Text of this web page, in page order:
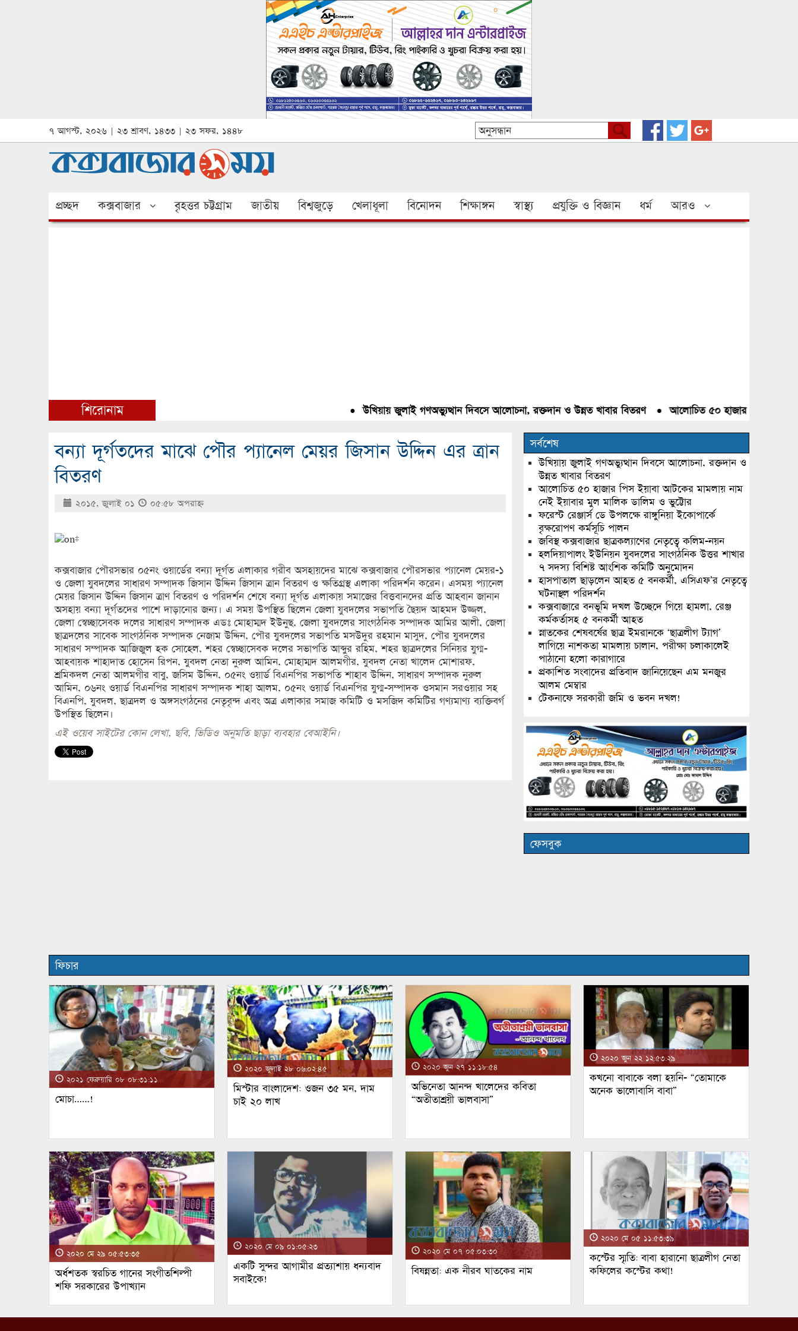
৭ আগস্ট, ২০২৬ | ২৩ শ্রাবণ, ১৪৩৩ | ২৩ সফর, ১৪৪৮
প্রচ্ছদ কক্সবাজার বৃহত্তর চট্টগ্রাম জাতীয় বিশ্বজুড়ে খেলাধূলা বিনোদন শিক্ষাঙ্গন স্বাস্থ্য প্রযুক্তি ও বিজ্ঞান ধর্ম আরও
শিরোনাম উখিয়ায় জুলাই গণঅভ্যুত্থান দিবসে আলোচনা, রক্তদান ও উন্নত খাবার বিতরণ● আলোচিত ৫০ হাজার পিস ইয়াবা
বন্যা দূর্গতদের মাঝে পৌর প্যানেল মেয়র জিসান উদ্দিন এর ত্রান
বিতরণ
২০১৫, জুলাই ০১ ০৫:৫৮ অপরাহ্ণ
কক্সবাজার পৌরসভার ০৫নং ওয়ার্ডের বন্যা দূর্গত এলাকার গরীব অসহায়দের মাঝে কক্সবাজার পৌরসভার প্যানেল মেয়র-১
ও জেলা যুবদলের সাধারণ সম্পাদক জিসান উদ্দিন জিসান ত্রান বিতরণ ও ক্ষতিগ্রস্থ এলাকা পরিদর্শন করেন। এসময় প্যানেল
মেয়র জিসান উদ্দিন জিসান ত্রাণ বিতরণ ও পরিদর্শন শেষে বন্যা দূর্গত এলাকায় সমাজের বিত্তবানদের প্রতি আহবান জানান
অসহায় বন্যা দূর্গতদের পাশে দাড়ানোর জন্য। এ সময় উপস্থিত ছিলেন জেলা যুবদলের সভাপতি ছৈয়দ আহমদ উজ্জল,
জেলা স্বেচ্ছাসেবক দলের সাধারণ সম্পাদক এডঃ মোহাম্মদ ইউনুছ, জেলা যুবদলের সাংগঠনিক সম্পাদক আমির আলী, জেলা
ছাত্রদলের সাবেক সাংগঠনিক সম্পাদক নেজাম উদ্দিন, পৌর যুবদলের সভাপতি মসউদুর রহমান মাসুদ, পৌর যুবদলের
সাধারণ সম্পাদক আজিজুল হক সোহেল, শহর স্বেচ্ছাসেবক দলের সভাপতি আব্দুর রহিম, শহর ছাত্রদলের সিনিয়র যুগ্ম-
আহবায়ক শাহাদাত হোসেন রিপন, যুবদল নেতা নুরুল আমিন, মোহাম্মদ আলমগীর, যুবদল নেতা খালেদ মোশারফ,
শ্রমিকদল নেতা আলমগীর বাবু, জসিম উদ্দিন, ০৫নং ওয়ার্ড বিএনপির সভাপতি শাহাব উদ্দিন, সাধারণ সম্পাদক নুরুল
আমিন, ০৬নং ওয়ার্ড বিএনপির সাধারণ সম্পাদক শাহা আলম, ০৫নং ওয়ার্ড বিএনপির যুগ্ম-সম্পাদক ওসমান সরওয়ার সহ
বিএনপি, যুবদল, ছাত্রদল ও অঙ্গসংগঠনের নেতৃবৃন্দ এবং অত্র এলাকার সমাজ কমিটি ও মসজিদ কমিটির গণ্যমাণ্য ব্যক্তিবর্গ
উপস্থিত ছিলেন।
এই ওয়েব সাইটের কোন লেখা, ছবি, ভিডিও অনুমতি ছাড়া ব্যবহার বেআইনি।
সর্বশেষ
উখিয়ায় জুলাই গণঅভ্যুত্থান দিবসে আলোচনা, রক্তদান ও
উন্নত খাবার বিতরণ
আলোচিত ৫০ হাজার পিস ইয়াবা আটকের মামলায় নাম
নেই ইয়াবার মুল মালিক ডালিম ও ভুট্টোর
ফরেস্ট রেঞ্জার্স ডে উপলক্ষে রাঙ্গুনিয়া ইকোপার্কে
বৃক্ষরোপণ কর্মসূচি পালন
জবিস্থ কক্সবাজার ছাত্রকল্যাণের নেতৃত্বে কলিম-নয়ন
হলদিয়াপালং ইউনিয়ন যুবদলের সাংগঠনিক উত্তর শাখার
৭ সদস্য বিশিষ্ট আংশিক কমিটি অনুমোদন
হাসপাতাল ছাড়লেন আহত ৫ বনকর্মী, এসিএফ’র নেতৃত্বে
ঘটনাস্থল পরিদর্শন
কক্সবাজারে বনভূমি দখল উচ্ছেদে গিয়ে হামলা, রেঞ্জ
কর্মকর্তাসহ ৫ বনকর্মী আহত
স্নাতকের শেষবর্ষের ছাত্র ইমরানকে ‘ছাত্রলীগ ট্যাগ’
লাগিয়ে নাশকতা মামলায় চালান, পরীক্ষা চলাকালেই
পাঠানো হলো কারাগারে
প্রকাশিত সংবাদের প্রতিবাদ জানিয়েছেন এম মনজুর
আলম মেম্বার
টেকনাফে সরকারী জমি ও ভবন দখল!
ফেসবুক
ফিচার
২০২১ ফেব্রুয়ারি ০৮ ০৮:৩১:১১
মোচা……!
২০২০ জুলাই ২৮ ০৬:০২:৪৫
মিস্টার বাংলাদেশ: ওজন ৩৫ মন, দাম
চাই ২০ লাখ
২০২০ জুন ২৭ ১১:১৮:৫৪
অভিনেতা আনন্দ খালেদের কবিতা
“অতীতাশ্রয়ী ভালবাসা”
২০২০ জুন ২২ ১২:৫৩:২৯
কখনো বাবাকে বলা হয়নি- “তোমাকে
অনেক ভালোবাসি বাবা”
২০২০ মে ২৯ ০৫:৫৩:৩৫
অর্ধশতক স্বরচিত গানের সংগীতশিল্পী
শফি সরকারের উপাখ্যান
২০২০ মে ০৯ ০১:০৫:২৩
একটি সুন্দর আগামীর প্রত্যাশায় ধন্যবাদ
সবাইকে!
২০২০ মে ০৭ ০৫:০৩:৩০
বিষন্নতা: এক নীরব ঘাতকের নাম
২০২০ মে ০৫ ১১:৫৩:৩৯
কস্টের স্মৃতি: বাবা হারানো ছাত্রলীগ নেতা
কফিলের কস্টের কথা!